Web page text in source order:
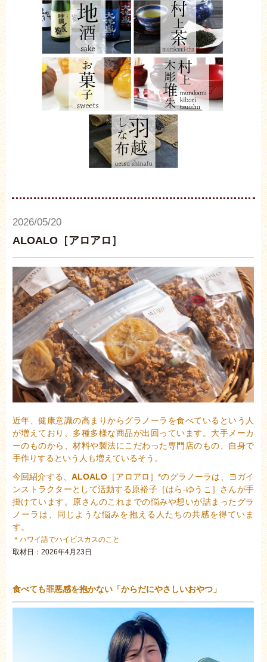
2026/05/20
ALOALO［アロアロ］
近年、健康意識の高まりからグラノーラを食べているという人
が増えており、多種多様な商品が出回っています。大手メーカ
ーのものから、材料や製法にこだわった専門店のもの、自身で
手作りするという人も増えているそう。
今回紹介する、ALOALO ［アロアロ］*のグラノーラは、ヨガイ
ンストラクターとして活動する原裕子［はら-ゆうこ］さんが手
掛けています。原さんのこれまでの悩みや想いが詰まったグラ
ノーラは、同じような悩みを抱える人たちの共感を得ていま
す。
＊ハワイ語でハイビスカスのこと
取材日：2026年4月23日
食べても罪悪感を抱かない「からだにやさしいおやつ」